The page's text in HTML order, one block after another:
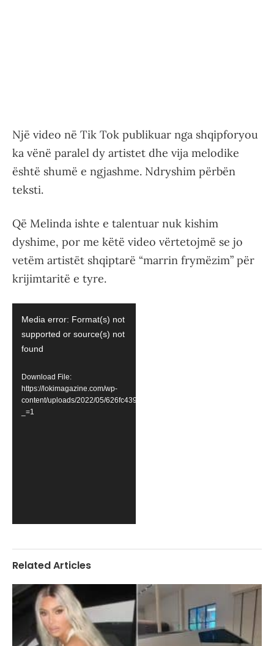
Një video në Tik Tok publikuar nga shqipforyou
ka vënë paralel dy artistet dhe vija melodike
është shumë e ngjashme. Ndryshim përbën
teksti.
Që Melinda ishte e talentuar nuk kishim
dyshime, por me këtë video vërtetojmë se jo
vetëm artistët shqiptarë “marrin frymëzim” për
krijimtaritë e tyre.
Player
Media error: Format(s) not
supported or source(s) not
found
Download File:
https://lokimagazine.com/wp-
content/uploads/2022/05/626fc439a2042.mp4?
_=1
Related Articles